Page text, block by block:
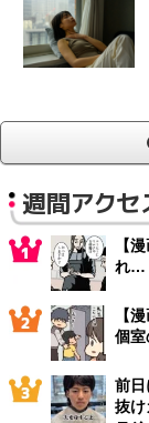
週間アク
【
れ…
【
個室
前
抜